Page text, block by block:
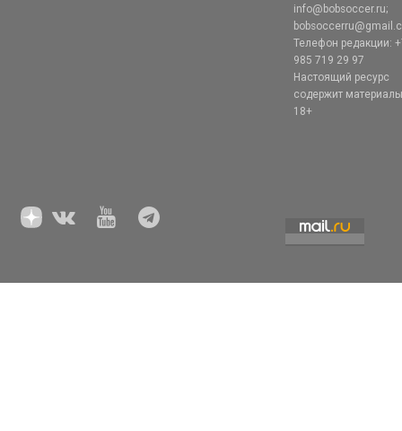
info@bobsoccer.ru;
Телефон редакции:
985 719 29 97
Настоящий ресурс
содержит
18+